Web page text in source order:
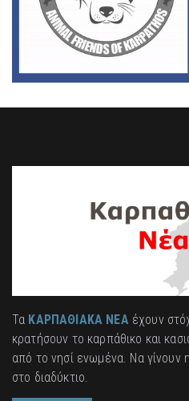
Τα ΚΑΡΠΑΘΙΑΚΑ ΝΕΑέχουν
κρατήσουν το καρπάθικο και
από το νησί ενωμένα. Να
στο διαδύκτιο.